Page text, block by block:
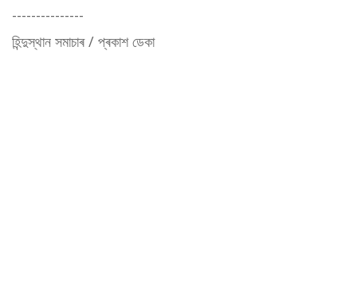
---------------
হিন্দুস্থান সমাচাৰ / প্ৰকাশ ডেকা